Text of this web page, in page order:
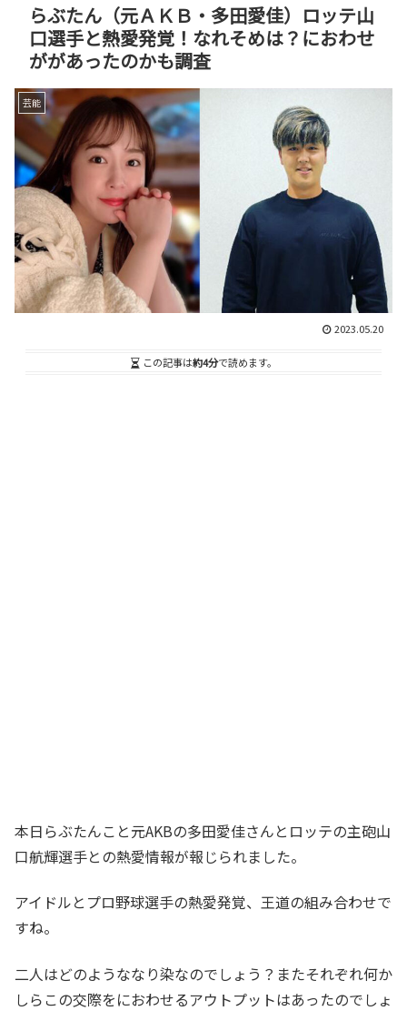
らぶたん（元ＡＫＢ・多田愛佳）ロッテ山
口選手と熱愛発覚！なれそめは？におわせ
ががあったのかも調査
芸能
2023.05.20
この記事は約4分で読めます。
本日らぶたんこと元AKBの多田愛佳さんとロッテの主砲山
口航輝選手との熱愛情報が報じられました。
アイドルとプロ野球選手の熱愛発覚、王道の組み合わせで
すね。
二人はどのようななり染なのでしょう？またそれぞれ何か
しらこの交際をにおわせるアウトプットはあったのでしょ